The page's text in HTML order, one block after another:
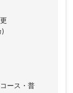
)
ース・普